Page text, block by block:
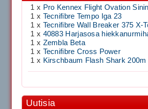
1 x Pro Kennex Flight Ovation
1 x Tecnifibre Tempo Iga 23
1 x Tecnifibre Wall Breaker 375 X-
1 x 40883 Harjasosa
1 x Zembla Beta
1 x Tecnifibre Cross Power
1 x Kirschbaum Flash Shark 200m
Uutisia